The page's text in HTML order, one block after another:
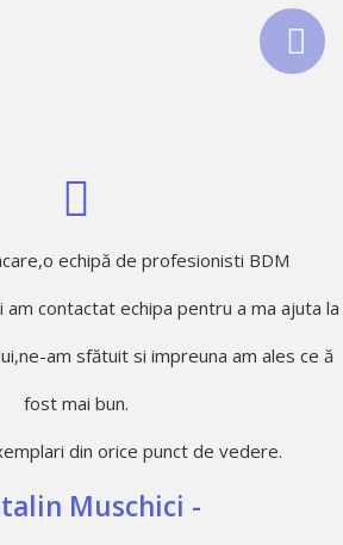
echipă de profesionisti BDM
am contactat echipa pentru a ma ajuta la
am sfătuit si impreuna am ales ce ă
fost mai bun.
din orice punct de vedere.
Muschici -